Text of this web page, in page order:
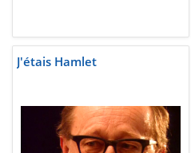
J'étais Hamlet